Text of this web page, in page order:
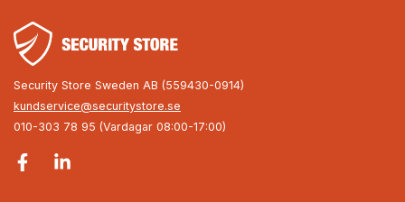
Security Store Sweden AB (559430-0914)
kundservice@securitystore.se
010-303 78 95 (Vardagar 08:00-17:00)